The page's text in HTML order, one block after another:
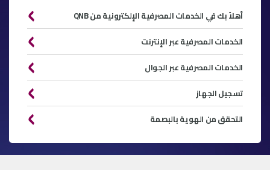
أهلاً بك في الخدمات المصرفية الإلكترونية من QNB
الخدمات المصرفية عبر الإنترنت
الخدمات المصرفية عبر الجوال
تسجيل الجهاز
التحقق من الهوية بالبصمة